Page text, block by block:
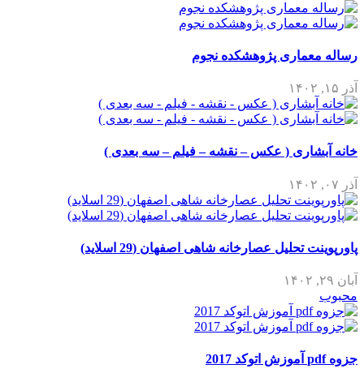
رساله معماری پژوهشکده نجوم
آذر ۱۵, ۱۴۰۲
خانه آبشاری ( عکس – نقشه – فیلم – سه بعدی )
آذر ۰۷, ۱۴۰۲
پاورپوینت تحلیل عصارخانه شاهی اصفهان (29 اسلاید)
آبان ۲۹, ۱۴۰۲
محبوب
جزوه pdf آموزش اتوکد 2017